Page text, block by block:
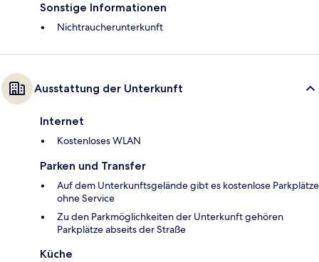
Sonstige Informationen
Nichtraucherunterkunft
Ausstattung der Unterkunft
Internet
Kostenloses WLAN
Parken und Transfer
Auf dem Unterkunftsgelände gibt es kostenlose Parkplätze
ohne Service
Zu den Parkmöglichkeiten der Unterkunft gehören
Parkplätze abseits der Straße
Küche